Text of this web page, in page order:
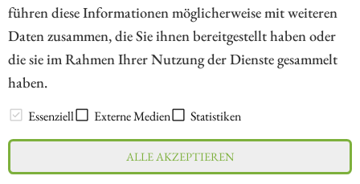
führen diese Informationen möglicherweise mit weiteren
Daten zusammen, die Sie ihnen bereitgestellt haben oder
die sie im Rahmen Ihrer Nutzung der Dienste gesammelt
haben.
Essenziell Externe Medien Statistiken
ALLE AKZEPTIEREN
// kapitalerhoehungen.de - © 2026 - Die Informationsplattform für
Investoren und Unternehmen rund um Kapitalerhöhung, Kapitalmarkt
und Unternehmensfinanzierung
LEXIKON
Impressum